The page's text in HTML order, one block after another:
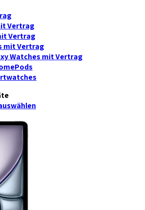
Vertrag
Vertrag
mit Vertrag
Watches mit Vertrag